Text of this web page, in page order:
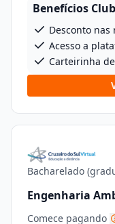
Benefícios
Desconto
Acesso a
Carteirinha
Bacharelado
Engenharia
Comece pagando